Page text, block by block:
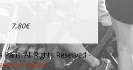
7,80€
All Rights Reserved -
légales